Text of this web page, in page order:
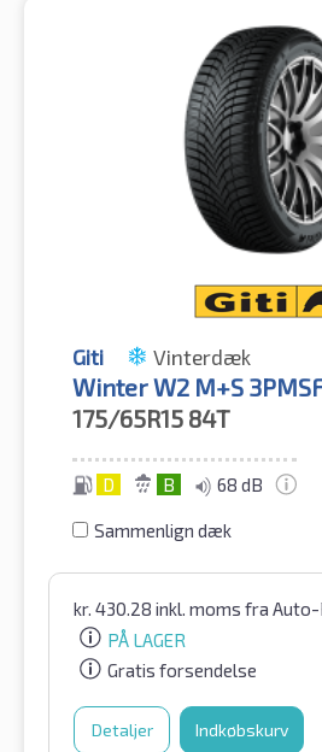
Giti Vinterdæk
Winter W2 M+S
175/65R15 84T
D B 68 dB
Sammenlign dæk
kr. 430.28 inkl. moms fra Auto-
PÅ LAGER
Gratis forsendelse
Detaljer Indkøbskurv